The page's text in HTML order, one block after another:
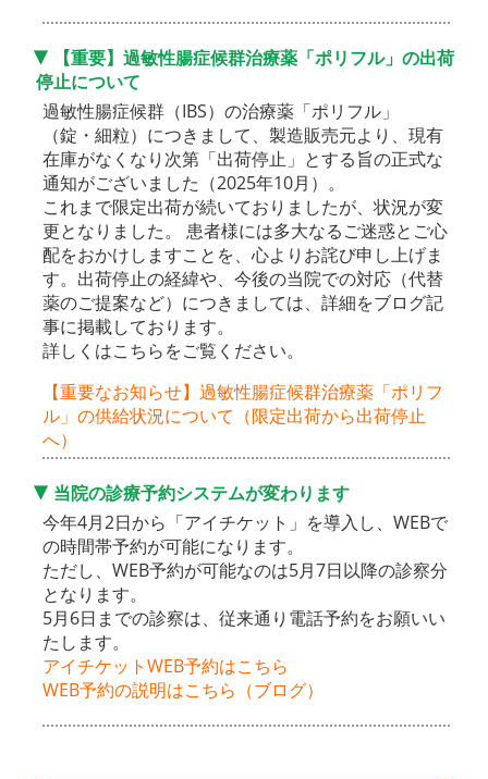
【重要】過敏性腸症候群治療薬「ポリフル」の出荷
停止について
過敏性腸症候群（IBS）の治療薬「ポリフル」
（錠・細粒）につきまして、製造販売元より、現有
在庫がなくなり次第「出荷停止」とする旨の正式な
通知がございました（2025年10月）。
これまで限定出荷が続いておりましたが、状況が変
更となりました。 患者様には多大なるご迷惑とご心
配をおかけしますことを、心よりお詫び申し上げま
す。出荷停止の経緯や、今後の当院での対応（代替
薬のご提案など）につきましては、詳細をブログ記
事に掲載しております。
詳しくはこちらをご覧ください。
【重要なお知らせ】過敏性腸症候群治療薬「ポリフ
ル」の供給状況について（限定出荷から出荷停止
へ）
当院の診療予約システムが変わります
今年4月2日から「アイチケット」を導入し、WEBで
の時間帯予約が可能になります。
ただし、WEB予約が可能なのは5月7日以降の診察分
となります。
5月6日までの診察は、従来通り電話予約をお願いい
たします。
アイチケットWEB予約はこちら
WEB予約の説明はこちら（ブログ）